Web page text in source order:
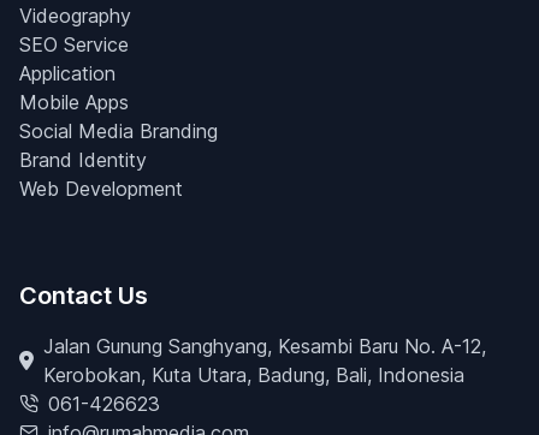
Videography
SEO Service
Application
Mobile Apps
Social Media Branding
Brand Identity
Web Development
Contact Us
Jalan Gunung Sanghyang, Kesambi Baru No. A-12,
Kerobokan, Kuta Utara, Badung, Bali, Indonesia
061-426623